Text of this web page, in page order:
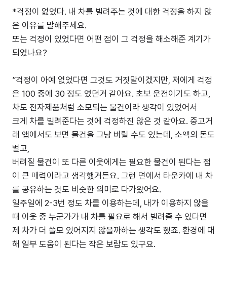
*걱정이 없었다. 내 차를 빌려주는 것에 대한 걱정을 하지 않
은 이유를 말해주세요.
또는 걱정이 있었다면 어떤 점이 그 걱정을 해소해준 계기가
되었나요?
”걱정이 아예 없었다면 그것도 거짓말이겠지만, 저에게 걱정
은 100 중에 30 정도 였던거 같아요. 초보 운전이기도 하고,
차도 전자제품처럼 소모되는 물건이라 생각이 있었어서
크게 차를 빌려준다는 것에 걱정하진 않은 것 같아요. 중고거
래 앱에서도 보면 물건을 그냥 버릴 수도 있는데, 소액의 돈도
벌고,
버려질 물건이 또 다른 이웃에게는 필요한 물건이 된다는 점
이 큰 매력이라고 생각했거든요. 그런 면에서 타운카에 내 차
를 공유하는 것도 비슷한 의미로 다가왔어요.
일주일에 2-3번 정도 차를 이용하는데, 내가 이용하지 않을
때 이웃 중 누군가가 내 차를 필요로 해서 빌려줄 수 있다면
제 차가 더 쓸모 있어지지 않을까하는 생각도 했죠. 환경에 대
해 일부 도움이 된다는 작은 보람도 있구요.